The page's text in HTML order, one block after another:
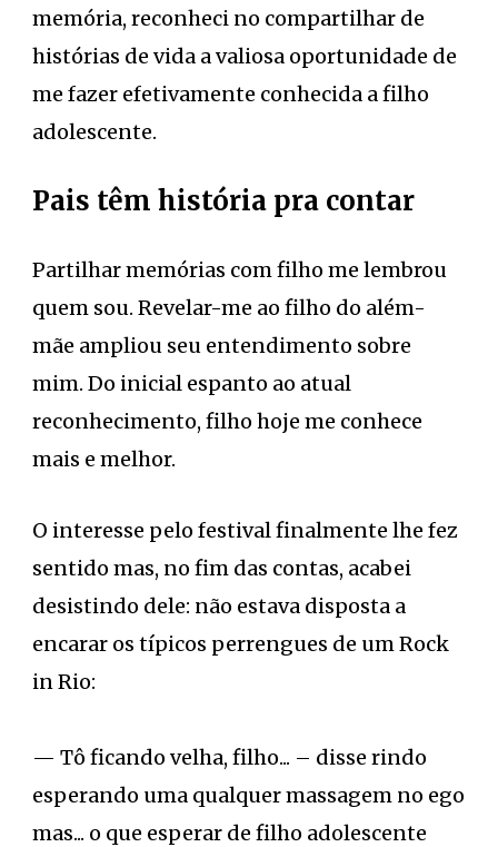
memória, reconheci no compartilhar de
histórias de vida a valiosa oportunidade de
me fazer efetivamente conhecida a filho
adolescente.
Pais têm história pra contar
Partilhar memórias com filho me lembrou
quem sou. Revelar-me ao filho do além-
mãe ampliou seu entendimento sobre
mim. Do inicial espanto ao atual
reconhecimento, filho hoje me conhece
mais e melhor.
O interesse pelo festival finalmente lhe fez
sentido mas, no fim das contas, acabei
desistindo dele: não estava disposta a
encarar os típicos perrengues de um Rock
in Rio:
— Tô ficando velha, filho... – disse rindo
esperando uma qualquer massagem no ego
mas... o que esperar de filho adolescente